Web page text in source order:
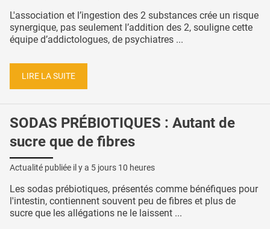
L'association et l’ingestion des 2 substances crée un risque
synergique, pas seulement l’addition des 2, souligne cette
équipe d’addictologues, de psychiatres ...
LIRE LA SUITE
SODAS PRÉBIOTIQUES : Autant de
sucre que de fibres
Actualité publiée il y a 5 jours 10 heures
Les sodas prébiotiques, présentés comme bénéfiques pour
l'intestin, contiennent souvent peu de fibres et plus de
sucre que les allégations ne le laissent ...